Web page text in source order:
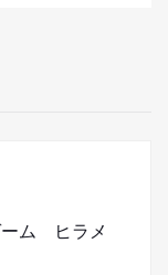
ーム ヒラメ